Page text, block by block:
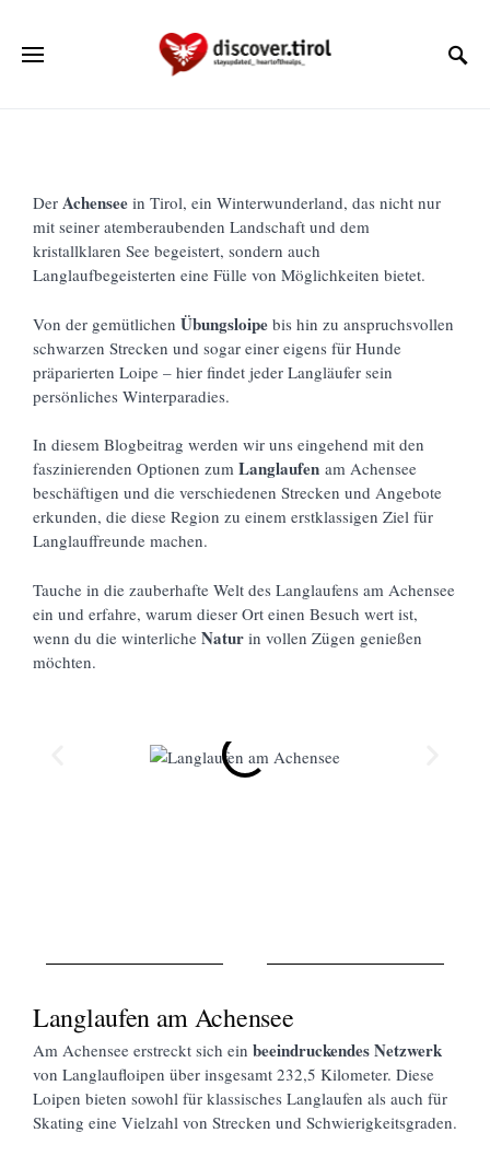
Der Achensee in Tirol, ein Winterwunderland, das nicht nur
mit seiner atemberaubenden Landschaft und dem
kristallklaren See begeistert, sondern auch
Langlaufbegeisterten eine Fülle von Möglichkeiten bietet.
Von der gemütlichen Übungsloipe bis hin zu anspruchsvollen
schwarzen Strecken und sogar einer eigens für Hunde
präparierten Loipe – hier findet jeder Langläufer sein
persönliches Winterparadies.
In diesem Blogbeitrag werden wir uns eingehend mit den
faszinierenden Optionen zum Langlaufen am Achensee
beschäftigen und die verschiedenen Strecken und Angebote
erkunden, die diese Region zu einem erstklassigen Ziel für
Langlauffreunde machen.
Tauche in die zauberhafte Welt des Langlaufens am Achensee
ein und erfahre, warum dieser Ort einen Besuch wert ist,
wenn du die winterliche Natur in vollen Zügen genießen
möchten.
Langlaufen am Achensee
Am Achensee erstreckt sich ein beeindruckendes Netzwerk
von Langlaufloipen über insgesamt 232,5 Kilometer. Diese
Loipen bieten sowohl für klassisches Langlaufen als auch für
Skating eine Vielzahl von Strecken und Schwierigkeitsgraden.